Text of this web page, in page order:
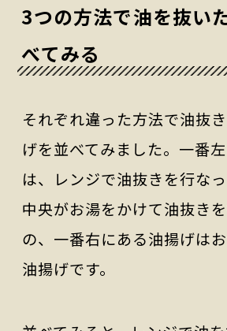
3つの方法で油を抜い
べてみる
それぞれ違った方法で油抜
げを並べてみました。一番
は、レンジで油抜きを行なっ
中央がお湯をかけて油抜き
の、一番右にある油揚げは
油揚げです。